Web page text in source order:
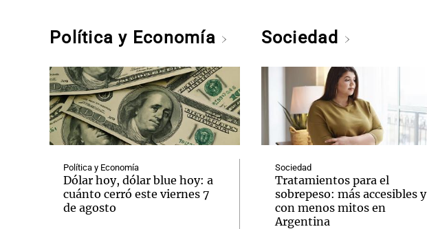
Política y Economía
Política y Economía
Dólar hoy, dólar blue hoy: a
cuánto cerró este viernes 7
de agosto
Sociedad
Sociedad
Tratamientos para el
sobrepeso: más accesibles y
con menos mitos en
Argentina